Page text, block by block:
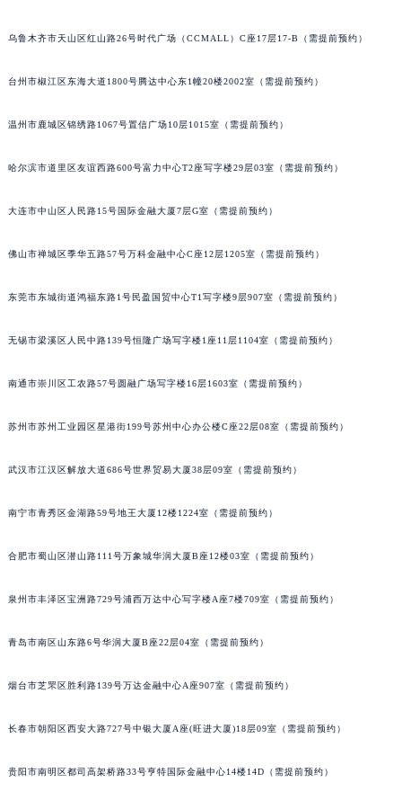
乌鲁木齐市天山区红山路26号时代广场（CCMALL）C座17层17-B（需提前预约）
台州市椒江区东海大道1800号腾达中心东1幢20楼2002室（需提前预约）
温州市鹿城区锦绣路1067号置信广场10层1015室（需提前预约）
哈尔滨市道里区友谊西路600号富力中心T2座写字楼29层03室（需提前预约）
大连市中山区人民路15号国际金融大厦7层G室（需提前预约）
佛山市禅城区季华五路57号万科金融中心C座12层1205室（需提前预约）
东莞市东城街道鸿福东路1号民盈国贸中心T1写字楼9层907室（需提前预约）
无锡市梁溪区人民中路139号恒隆广场写字楼1座11层1104室（需提前预约）
南通市崇川区工农路57号圆融广场写字楼16层1603室（需提前预约）
苏州市苏州工业园区星港街199号苏州中心办公楼C座22层08室（需提前预约）
武汉市江汉区解放大道686号世界贸易大厦38层09室（需提前预约）
南宁市青秀区金湖路59号地王大厦12楼1224室（需提前预约）
合肥市蜀山区潜山路111号万象城华润大厦B座12楼03室（需提前预约）
泉州市丰泽区宝洲路729号浦西万达中心写字楼A座7楼709室（需提前预约）
青岛市南区山东路6号华润大厦B座22层04室（需提前预约）
烟台市芝罘区胜利路139号万达金融中心A座907室（需提前预约）
长春市朝阳区西安大路727号中银大厦A座(旺进大厦)18层09室（需提前预约）
贵阳市南明区都司高架桥路33号亨特国际金融中心14楼14D（需提前预约）